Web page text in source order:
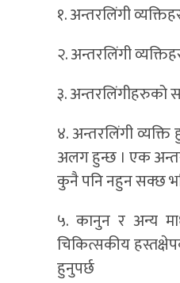
१. अन्तरलिंगी
२. अन्तरलिंगी
३. अन्तरलिंगीहरुको
४. अन्तरलिंगी
अलग हुन्छ । एक
कुनै पनि नहुन सक्छ
५. कानुन र अन्य
चिकित्सकीय
हुनुपर्छ